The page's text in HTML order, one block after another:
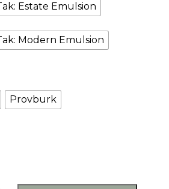
Estate Emulsion
Modern Emulsion
Provburk